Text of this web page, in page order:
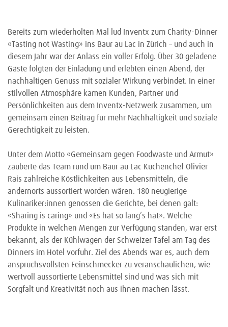
Bereits zum wiederholten Mal lud Inventx zum Charity-Dinner
«Tasting not Wasting» ins Baur au Lac in Zürich – und auch in
diesem Jahr war der Anlass ein voller Erfolg. Über 30 geladene
Gäste folgten der Einladung und erlebten einen Abend, der
nachhaltigen Genuss mit sozialer Wirkung verbindet. In einer
stilvollen Atmosphäre kamen Kunden, Partner und
Persönlichkeiten aus dem Inventx-Netzwerk zusammen, um
gemeinsam einen Beitrag für mehr Nachhaltigkeit und soziale
Gerechtigkeit zu leisten.
Unter dem Motto «Gemeinsam gegen Foodwaste und Armut»
zauberte das Team rund um Baur au Lac Küchenchef Olivier
Rais zahlreiche Köstlichkeiten aus Lebensmitteln, die
andernorts aussortiert worden wären. 180 neugierige
Kulinariker:innen genossen die Gerichte, bei denen galt:
«Sharing is caring» und «Es hät so lang’s hät». Welche
Produkte in welchen Mengen zur Verfügung standen, war erst
bekannt, als der Kühlwagen der Schweizer Tafel am Tag des
Dinners im Hotel vorfuhr. Ziel des Abends war es, auch dem
anspruchsvollsten Feinschmecker zu veranschaulichen, wie
wertvoll aussortierte Lebensmittel sind und was sich mit
Sorgfalt und Kreativität noch aus ihnen machen lässt.